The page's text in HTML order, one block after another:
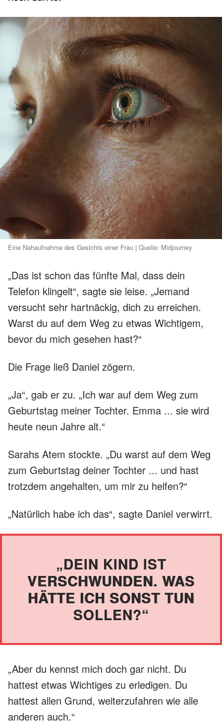
Eine Nahaufnahme des Gesichts einer Frau | Quelle: Midjourney
„Das ist schon das fünfte Mal, dass dein
Telefon klingelt“, sagte sie leise. „Jemand
versucht sehr hartnäckig, dich zu erreichen.
Warst du auf dem Weg zu etwas Wichtigem,
bevor du mich gesehen hast?“
Die Frage ließ Daniel zögern.
„Ja“, gab er zu. „Ich war auf dem Weg zum
Geburtstag meiner Tochter. Emma ... sie wird
heute neun Jahre alt.“
Sarahs Atem stockte. „Du warst auf dem Weg
zum Geburtstag deiner Tochter ... und hast
trotzdem angehalten, um mir zu helfen?“
„Natürlich habe ich das“, sagte Daniel verwirrt.
„DEIN KIND IST
VERSCHWUNDEN. WAS
HÄTTE ICH SONST TUN
SOLLEN?“
„Aber du kennst mich doch gar nicht. Du
hattest etwas Wichtiges zu erledigen. Du
hattest allen Grund, weiterzufahren wie alle
anderen auch.“